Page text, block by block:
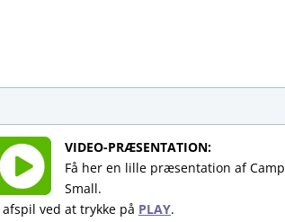
VIDEO-PRÆSENTATION:
Få her en lille præsentation af Camp
Small.
afspil ved at trykke på PLAY.